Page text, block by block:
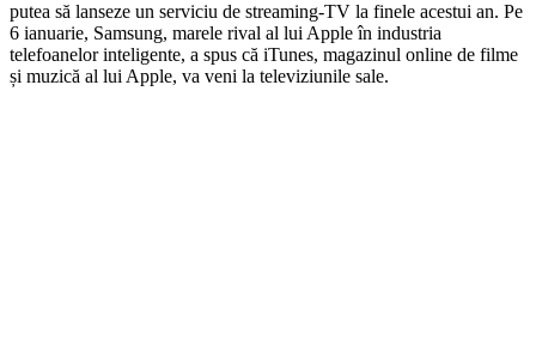
putea să lanseze un serviciu de streaming-TV la finele acestui an. Pe
6 ianuarie, Samsung, marele rival al lui Apple în industria
telefoanelor inteligente, a spus că iTunes, magazinul online de filme
și muzică al lui Apple, va veni la televiziunile sale.